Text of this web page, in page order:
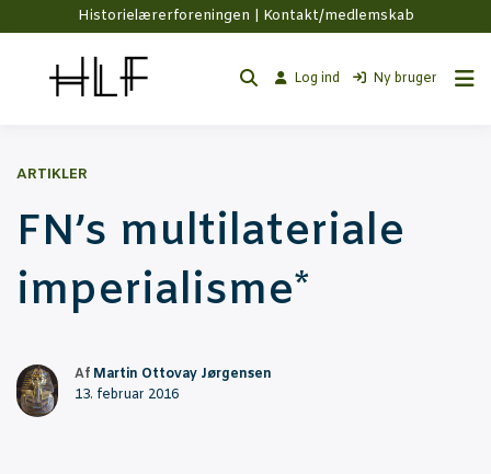
Historielærerforeningen | Kontakt/medlemskab
Log ind Ny bruger
ARTIKLER
FN’s mul­ti­la­te­ri­a­le
imperialisme*
Af Martin Ottovay Jørgensen
13. februar 2016